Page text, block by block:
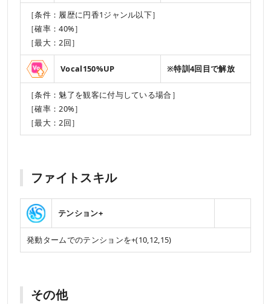
［条件：履歴に円香1ジャンル以下］
［確率：40%］
［最大：2回］
Vocal150%UP ※特訓4回目で解放
［条件：魅了を観客に付与している場合］
［確率：20%］
［最大：2回］
ファイトスキル
テンション+
発動タームでのテンションを+(10,12,15)
その他